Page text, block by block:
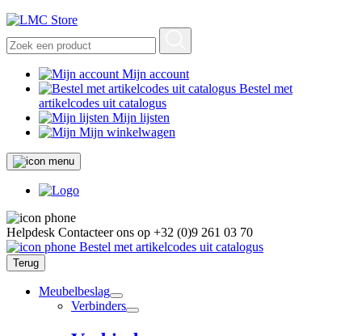
Mijn account
Bestel met
artikelcodes uit catalogus
Mijn lijsten
Mijn winkelwagen
Helpdesk Contacteer ons op +32 (0)9 261 03 70
Bestel met artikelcodes uit catalogus
Terug
Meubelbeslag
Verbinders